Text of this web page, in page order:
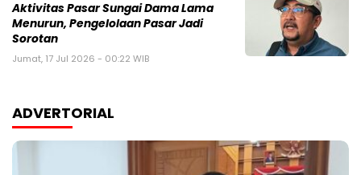
Aktivitas Pasar Sungai Dama Lama
Menurun, Pengelolaan Pasar Jadi
Sorotan
Jumat, 17 Jul 2026 - 00:22 WIB
ADVERTORIAL